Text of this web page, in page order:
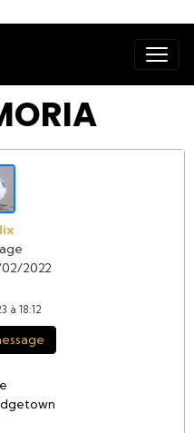
2022
à 18:12